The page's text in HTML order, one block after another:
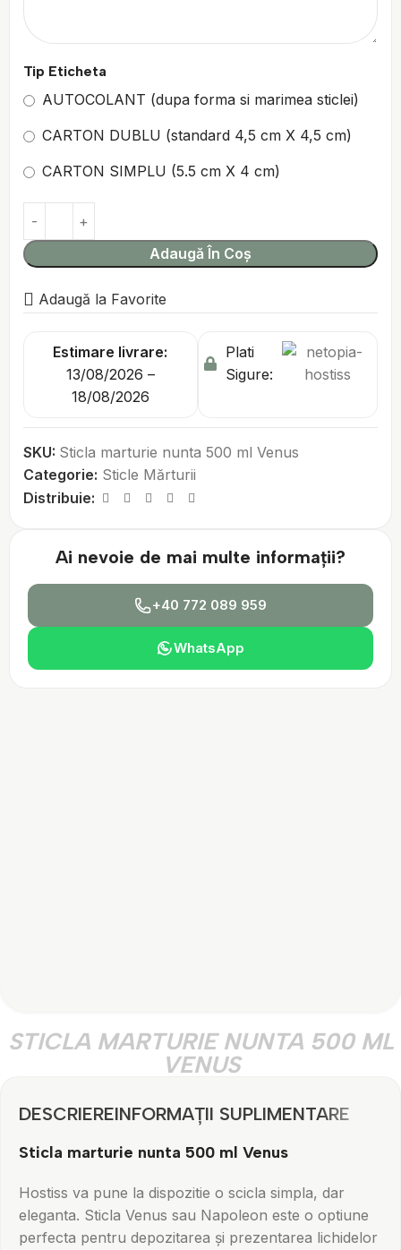
Tip Eticheta
AUTOCOLANT (dupa forma si marimea sticlei)
CARTON DUBLU (standard 4,5 cm X 4,5 cm)
CARTON SIMPLU (5.5 cm X 4 cm)
Adaugă În Coș
Adaugă la Favorite
Estimare livrare:
13/08/2026 –
18/08/2026
Plati
Sigure:
SKU: Sticla marturie nunta 500 ml Venus
Categorie: Sticle Mărturii
Distribuie:
Ai nevoie de mai multe informații?
+40 772 089 959
WhatsApp
STICLA MARTURIE NUNTA 500 ML
VENUS
DESCRIEREINFORMAȚII SUPLIMENTARE
Sticla marturie nunta 500 ml Venus
Hostiss va pune la dispozitie o scicla simpla, dar
eleganta. Sticla Venus sau Napoleon este o optiune
perfecta pentru depozitarea și prezentarea lichidelor